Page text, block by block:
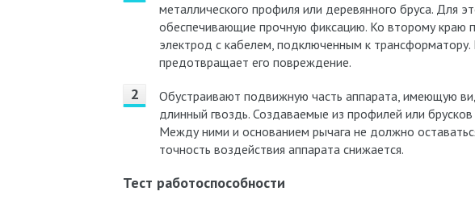
металлического профиля или деревянного бруса. Для
обеспечивающие прочную фиксацию. Ко второму краю
электрод с кабелем, подключенным к
предотвращает его повреждение.
Обустраивают подвижную часть аппарата, имеющую
длинный гвоздь. Создаваемые из профилей или
Между ними и основанием рычага не должно
точность воздействия аппарата снижается.
Тест работоспособности